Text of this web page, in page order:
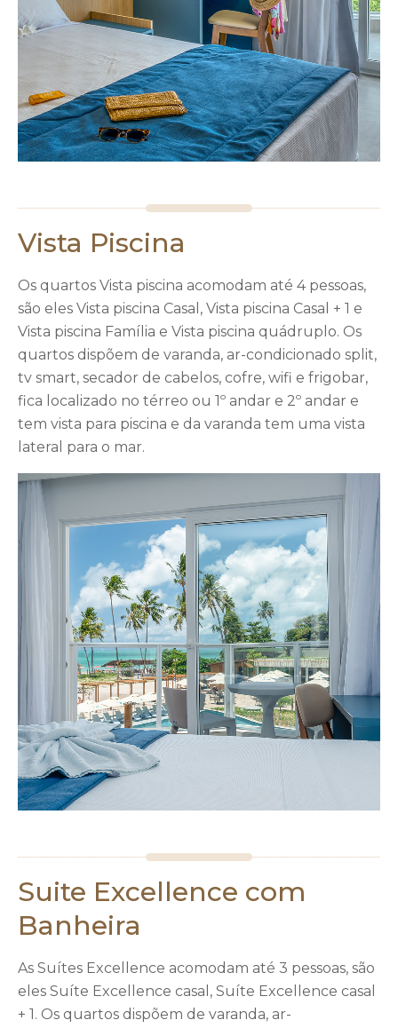
Vista Piscina
Os quartos Vista piscina acomodam até 4 pessoas,
são eles Vista piscina Casal, Vista piscina Casal + 1 e
Vista piscina Família e Vista piscina quádruplo. Os
quartos dispõem de varanda, ar-condicionado split,
tv smart, secador de cabelos, cofre, wifi e frigobar,
fica localizado no térreo ou 1º andar e 2º andar e
tem vista para piscina e da varanda tem uma vista
lateral para o mar.
Suite Excellence com
Banheira
As Suítes Excellence acomodam até 3 pessoas, são
eles Suíte Excellence casal, Suíte Excellence casal
+ 1. Os quartos dispõem de varanda, ar-